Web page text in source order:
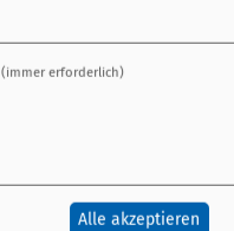
(immer erforderlich)
Alle akzeptieren